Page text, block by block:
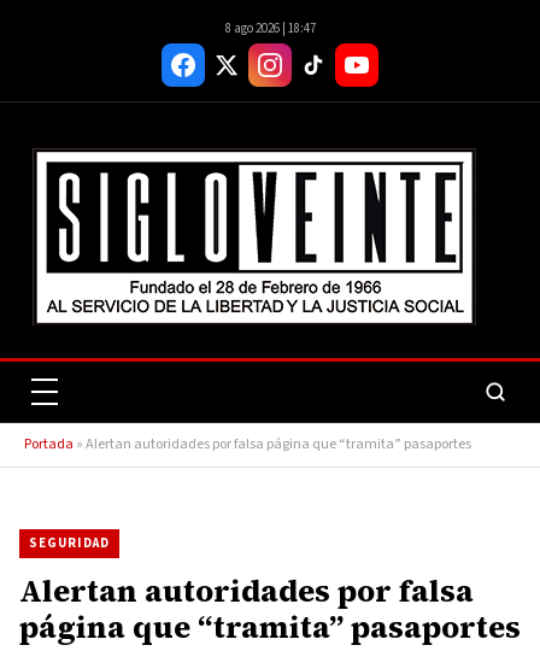
8 ago 2026 | 18:47
Portada »Alertan autoridades por falsa página que “tramita” pasaportes
SEGURIDAD
Alertan autoridades por falsa
página que “tramita” pasaportes